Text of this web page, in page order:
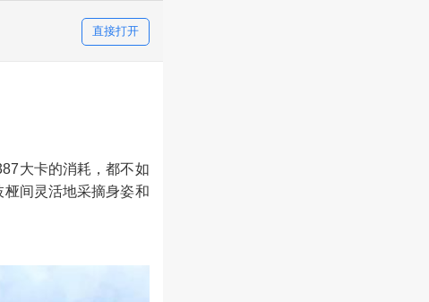
直接打开
大卡的消耗，都不如
桠间灵活地采摘身姿和